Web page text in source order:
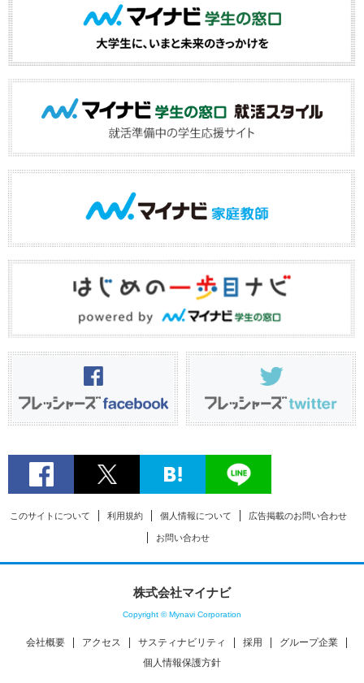
このサイトについて 利用規約 個人情報について 広告掲載のお問い合わせ
お問い合わせ
株式会社マイナビ
Copyright © Mynavi Corporation
会社概要 アクセス サスティナビリティ 採用
グループ企業
個人情報保護方針